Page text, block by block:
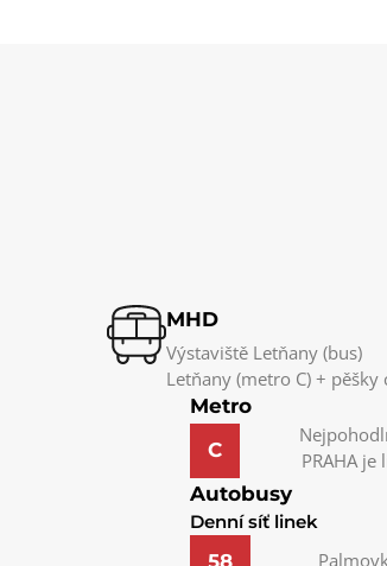
MHD
Výstaviště Letňany (bus)
Letňany (metro C) + pěšky
Metro
C
PRAHA
Autobusy
Denní síť linek
58